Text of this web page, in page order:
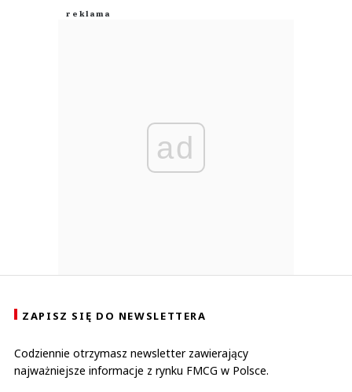
ad
ZAPISZ SIĘ DO NEWSLETTERA
Codziennie otrzymasz newsletter zawierający
najważniejsze informacje z rynku FMCG w Polsce.